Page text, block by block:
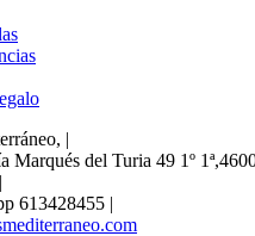
|
Marqués del Turia 49 1º
|
613428455 |